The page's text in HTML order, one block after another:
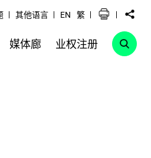
其他语言 EN 繁
媒体廊 业权注册